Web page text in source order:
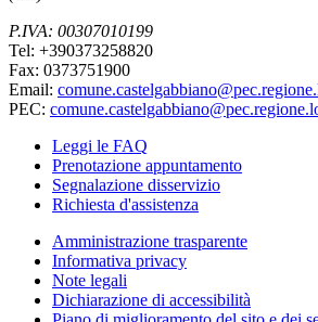
P.IVA: 00307010199
Tel: +390373258820
Fax: 0373751900
Email:
PEC:
Leggi le FAQ
Prenotazione appuntamento
Segnalazione disservizio
Richiesta d'assistenza
Amministrazione trasparente
Informativa privacy
Note legali
Dichiarazione di accessibilità